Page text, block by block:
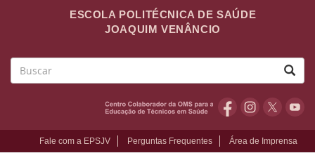
ESCOLA POLITÉCNICA DE SAÚDE
JOAQUIM VENÂNCIO
Fale com a EPSJV Perguntas Frequentes Área de Imprensa